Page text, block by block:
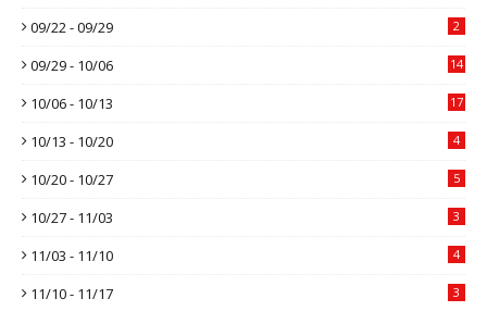
09/22 - 09/29 2
09/29 - 10/06 14
10/06 - 10/13 17
10/13 - 10/20 4
10/20 - 10/27 5
10/27 - 11/03 3
11/03 - 11/10 4
11/10 - 11/17 3